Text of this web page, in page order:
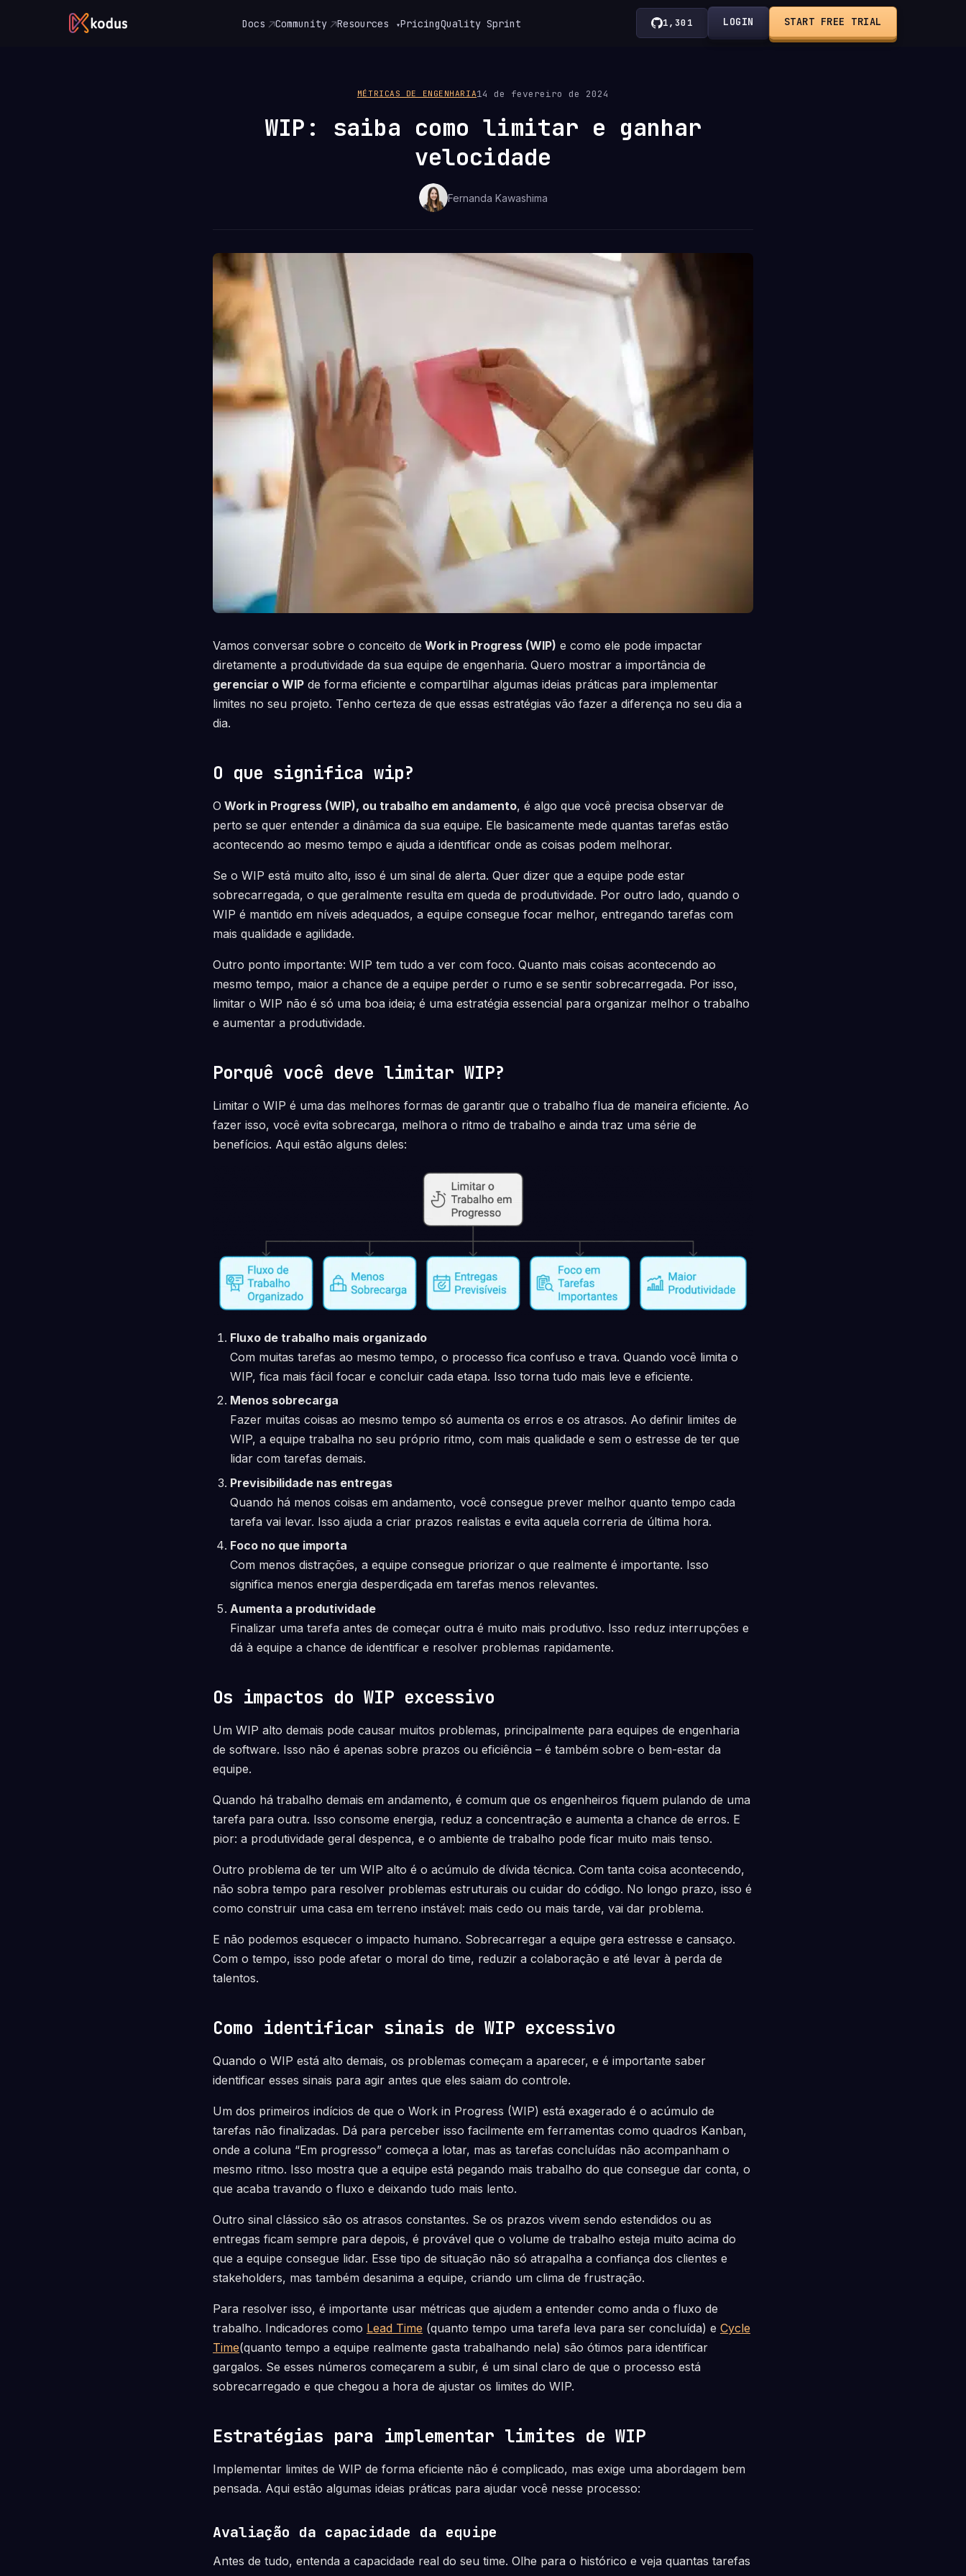
Docs Community Resources ▾PricingQuality Sprint 1,301 LOGIN START FREE TRIAL
MÉTRICAS DE ENGENHARIA14 de fevereiro de 2024
WIP: saiba como limitar e ganhar
velocidade
Fernanda Kawashima
Vamos conversar sobre o conceito de Work in Progress (WIP) e como ele pode impactar
diretamente a produtividade da sua equipe de engenharia. Quero mostrar a importância de
gerenciar o WIP de forma eficiente e compartilhar algumas ideias práticas para implementar
limites no seu projeto. Tenho certeza de que essas estratégias vão fazer a diferença no seu dia a
dia.
O que significa wip?
O Work in Progress (WIP), ou trabalho em andamento, é algo que você precisa observar de
perto se quer entender a dinâmica da sua equipe. Ele basicamente mede quantas tarefas estão
acontecendo ao mesmo tempo e ajuda a identificar onde as coisas podem melhorar.
Se o WIP está muito alto, isso é um sinal de alerta. Quer dizer que a equipe pode estar
sobrecarregada, o que geralmente resulta em queda de produtividade. Por outro lado, quando o
WIP é mantido em níveis adequados, a equipe consegue focar melhor, entregando tarefas com
mais qualidade e agilidade.
Outro ponto importante: WIP tem tudo a ver com foco. Quanto mais coisas acontecendo ao
mesmo tempo, maior a chance de a equipe perder o rumo e se sentir sobrecarregada. Por isso,
limitar o WIP não é só uma boa ideia; é uma estratégia essencial para organizar melhor o trabalho
e aumentar a produtividade.
Porquê você deve limitar WIP?
Limitar o WIP é uma das melhores formas de garantir que o trabalho flua de maneira eficiente. Ao
fazer isso, você evita sobrecarga, melhora o ritmo de trabalho e ainda traz uma série de
benefícios. Aqui estão alguns deles:
Fluxo de trabalho mais organizado
Com muitas tarefas ao mesmo tempo, o processo fica confuso e trava. Quando você limita o
WIP, fica mais fácil focar e concluir cada etapa. Isso torna tudo mais leve e eficiente.
Menos sobrecarga
Fazer muitas coisas ao mesmo tempo só aumenta os erros e os atrasos. Ao definir limites de
WIP, a equipe trabalha no seu próprio ritmo, com mais qualidade e sem o estresse de ter que
lidar com tarefas demais.
Previsibilidade nas entregas
Quando há menos coisas em andamento, você consegue prever melhor quanto tempo cada
tarefa vai levar. Isso ajuda a criar prazos realistas e evita aquela correria de última hora.
Foco no que importa
Com menos distrações, a equipe consegue priorizar o que realmente é importante. Isso
significa menos energia desperdiçada em tarefas menos relevantes.
Aumenta a produtividade
Finalizar uma tarefa antes de começar outra é muito mais produtivo. Isso reduz interrupções e
dá à equipe a chance de identificar e resolver problemas rapidamente.
Os impactos do WIP excessivo
Um WIP alto demais pode causar muitos problemas, principalmente para equipes de engenharia
de software. Isso não é apenas sobre prazos ou eficiência – é também sobre o bem-estar da
equipe.
Quando há trabalho demais em andamento, é comum que os engenheiros fiquem pulando de uma
tarefa para outra. Isso consome energia, reduz a concentração e aumenta a chance de erros. E
pior: a produtividade geral despenca, e o ambiente de trabalho pode ficar muito mais tenso.
Outro problema de ter um WIP alto é o acúmulo de dívida técnica. Com tanta coisa acontecendo,
não sobra tempo para resolver problemas estruturais ou cuidar do código. No longo prazo, isso é
como construir uma casa em terreno instável: mais cedo ou mais tarde, vai dar problema.
E não podemos esquecer o impacto humano. Sobrecarregar a equipe gera estresse e cansaço.
Com o tempo, isso pode afetar o moral do time, reduzir a colaboração e até levar à perda de
talentos.
Como identificar sinais de WIP excessivo
Quando o WIP está alto demais, os problemas começam a aparecer, e é importante saber
identificar esses sinais para agir antes que eles saiam do controle.
Um dos primeiros indícios de que o Work in Progress (WIP) está exagerado é o acúmulo de
tarefas não finalizadas. Dá para perceber isso facilmente em ferramentas como quadros Kanban,
onde a coluna “Em progresso” começa a lotar, mas as tarefas concluídas não acompanham o
mesmo ritmo. Isso mostra que a equipe está pegando mais trabalho do que consegue dar conta, o
que acaba travando o fluxo e deixando tudo mais lento.
Outro sinal clássico são os atrasos constantes. Se os prazos vivem sendo estendidos ou as
entregas ficam sempre para depois, é provável que o volume de trabalho esteja muito acima do
que a equipe consegue lidar. Esse tipo de situação não só atrapalha a confiança dos clientes e
stakeholders, mas também desanima a equipe, criando um clima de frustração.
Para resolver isso, é importante usar métricas que ajudem a entender como anda o fluxo de
trabalho. Indicadores como Lead Time (quanto tempo uma tarefa leva para ser concluída) e Cycle
Time(quanto tempo a equipe realmente gasta trabalhando nela) são ótimos para identificar
gargalos. Se esses números começarem a subir, é um sinal claro de que o processo está
sobrecarregado e que chegou a hora de ajustar os limites do WIP.
Estratégias para implementar limites de WIP
Implementar limites de WIP de forma eficiente não é complicado, mas exige uma abordagem bem
pensada. Aqui estão algumas ideias práticas para ajudar você nesse processo:
Avaliação da capacidade da equipe
Antes de tudo, entenda a capacidade real do seu time. Olhe para o histórico e veja quantas tarefas